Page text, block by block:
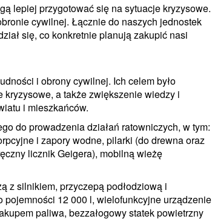
lepiej przygotować się na sytuacje kryzysowe.
cywilnej. Łącznie do naszych jednostek
się, co konkretnie planują zakupić nasi
i obrony cywilnej. Ich celem było
a także zwiększenie wiedzy i
i mieszkańców.
do prowadzenia działań ratowniczych, w tym:
i zapory wodne, pilarki (do drewna oraz
licznik Geigera), mobilną wieżę
z silnikiem, przyczepą podłodziową i
12 000 l, wielofunkcyjne urządzenie
paliwa, bezzałogowy statek powietrzny